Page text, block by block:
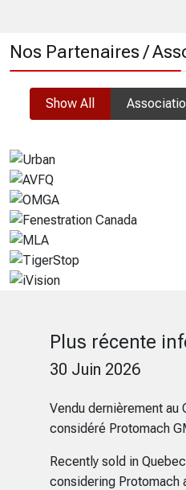
Nos Partenaires /
Show All
Plus récente
30 Juin 2026
Vendu dernièrement au
considéré Protomach
Recently sold in
considering Protomach